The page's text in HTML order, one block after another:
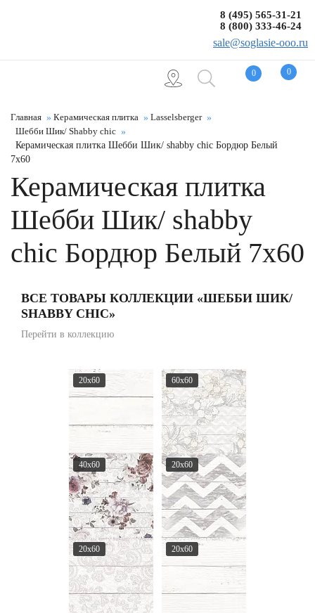
0 0
8 (495) 565-31-21
8 (800) 333-46-24
sale@soglasie-ooo.ru
Главная Керамическая плитка
Lasselsberger
Шебби Шик/ Shabby chic
Керамическая плитка Шебби Шик/ shabby chic Бордюр Белый
7x60
Керамическая плитка
Шебби Шик/ shabby
chic Бордюр Белый 7x60
ВСЕ ТОВАРЫ КОЛЛЕКЦИИ «ШЕББИ ШИК/
SHABBY CHIC»
Перейти в коллекцию
20x60 60x60
40x60 20x60
20x60 20x60